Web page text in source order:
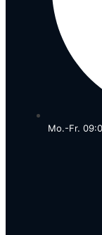
Mo.-Fr.